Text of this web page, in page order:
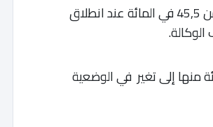
وفيما يخص مؤشرات الأداء والاستيعاب، ارتفع معدل قبول الطلبات من 45,5 في المائة عند انطلاق
فيعود ذلك إلى أن نسبة 61 في المائة منها إلى تغير في الوضعية